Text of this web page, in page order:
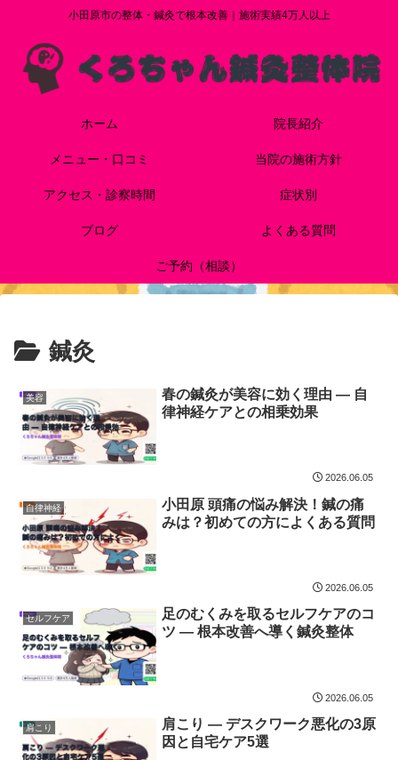
小田原市の整体・鍼灸で根本改善｜施術実績4万人以上
ホーム 院長紹介
メニュー・口コミ 当院の施術方針
アクセス・診察時間 症状別
ブログ よくある質問
ご予約（相談）
鍼灸
美容
春の鍼灸が美容に効く理由 — 自
律神経ケアとの相乗効果
2026.06.05
自律神経
小田原 頭痛の悩み解決！鍼の痛
みは？初めての方によくある質問
2026.06.05
セルフケア
足のむくみを取るセルフケアのコ
ツ — 根本改善へ導く鍼灸整体
2026.06.05
肩こり
肩こり — デスクワーク悪化の3原
因と自宅ケア5選